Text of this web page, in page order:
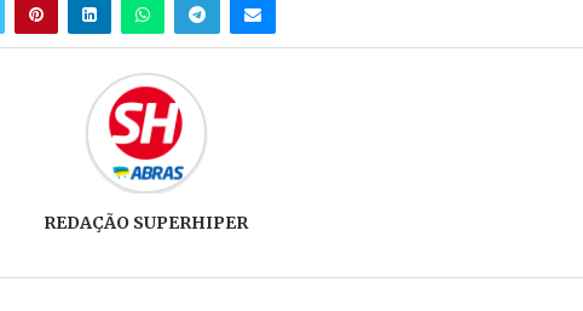
REDAÇÃO SUPERHIPER